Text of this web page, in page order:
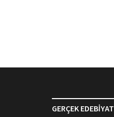
GERÇEK EDEBİYAT